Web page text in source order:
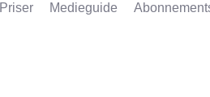
Priser Medieguide